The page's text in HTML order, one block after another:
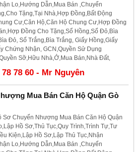
Lo,Hướng Dẫn,Mua Bán ,Chuyển
Tặng,Tại Nhà,Hợp Đồng,Bất Động
Cư,Căn Hộ,Căn Hộ Chung Cư,Hợp Đồng
Đồng Cho Tặng,Sổ Hồng,Sổ Đỏ,Bìa
Đỏ, Sổ Trắng,Bìa Trắng, Giấy Hồng,Giấy
Chứng Nhận, GCN,Quyền Sử Dụng
Sỡ,Hữu Nhà,Ở,Mua Bán,Nhà Đất,
78 78 60 - Mr Nguyên
Mua Bán Căn Hộ Quận Gò
Sơ Chuyển Nhượng Mua Bán Căn Hộ Quận
Hồ Sơ,Thủ Tục,Quy Trình,Trình Tự,Tư
Kiện,Lập Hồ Sơ,Lập Thủ Tục,Nhận
Lo,Hướng Dẫn,Mua Bán ,Chuyển